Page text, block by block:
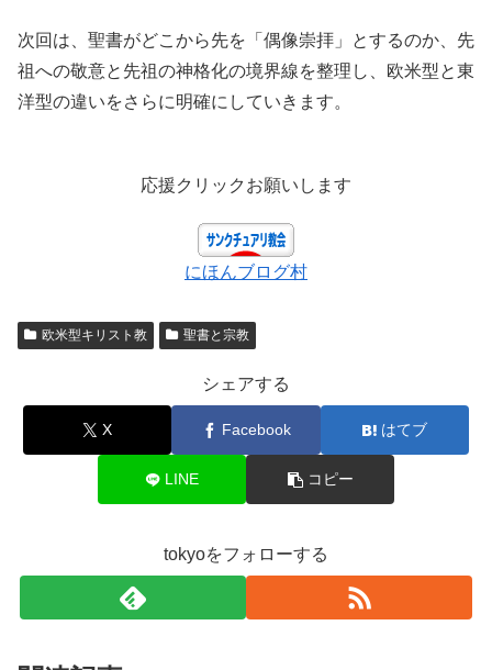
次回は、聖書がどこから先を「偶像崇拝」とするのか、先
祖への敬意と先祖の神格化の境界線を整理し、欧米型と東
洋型の違いをさらに明確にしていきます。
応援クリックお願いします
にほんブログ村
欧米型キリスト教 聖書と宗教
シェアする
X Facebook はてブ
LINE コピー
tokyoをフォローする